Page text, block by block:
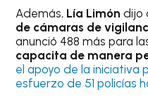
Además, Lía Limón dijo
de cámaras de
anunció 488 más para
capacita de manera
el apoyo de la iniciativa
esfuerzo de 51 policías